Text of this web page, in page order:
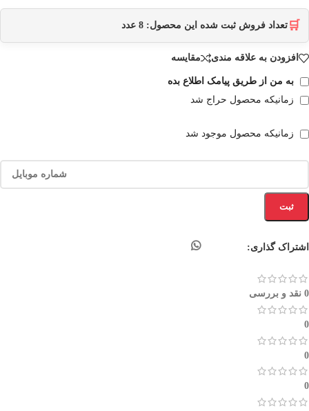
🛒 تعداد فروش ثبت شده این محصول: 8 عدد
افزودن به علاقه مندی مقایسه
به من از طریق پیامک اطلاع بده
زمانیکه محصول حراج شد
زمانیکه محصول موجود شد
ثبت
اشتراک گذاری:
0 نقد و بررسی
0
0
0